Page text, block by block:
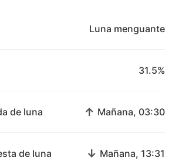
Luna menguante
31.5%
de luna ↑ Mañana, 03:30
de luna ↓ Mañana, 13:31